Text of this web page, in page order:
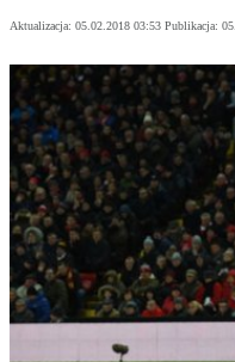
Aktualizacja: 05.02.2018 03:53 Publikacja: